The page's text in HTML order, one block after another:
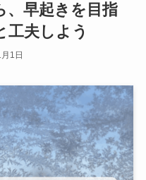
、早起きを目指
工夫しよう
1日